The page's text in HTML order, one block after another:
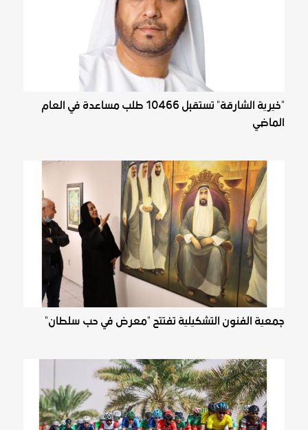
"خيرية الشارقة" تستقبل 10466 طلب مساعدة في العام
الماضي
جمعية الفنون التشكيلية تفتتح "معرض في حب سلطان"